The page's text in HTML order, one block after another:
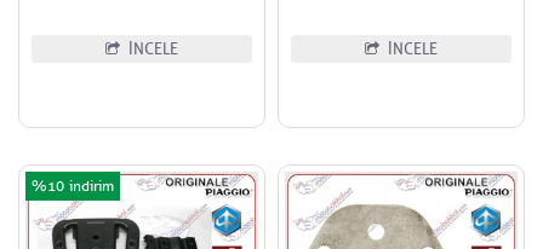
İNCELE İNCELE
%10